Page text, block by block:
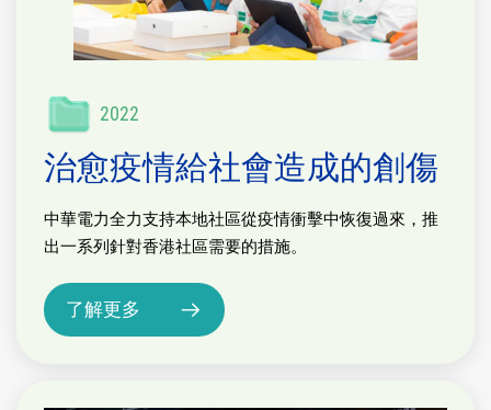
2022
治愈疫情給社會造成的創傷
中華電力全力支持本地社區從疫情衝擊中恢復過來，推
出一系列針對香港社區需要的措施。
了解更多